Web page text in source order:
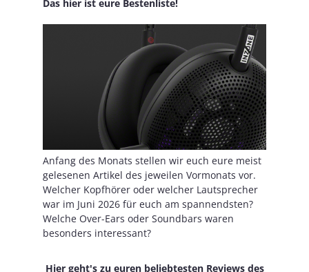
Das hier ist eure Bestenliste!
Anfang des Monats stellen wir euch eure meist
gelesenen Artikel des jeweilen Vormonats vor.
Welcher Kopfhörer oder welcher Lautsprecher
war im Juni 2026 für euch am spannendsten?
Welche Over-Ears oder Soundbars waren
besonders interessant?
Hier geht's zu euren beliebtesten Reviews des